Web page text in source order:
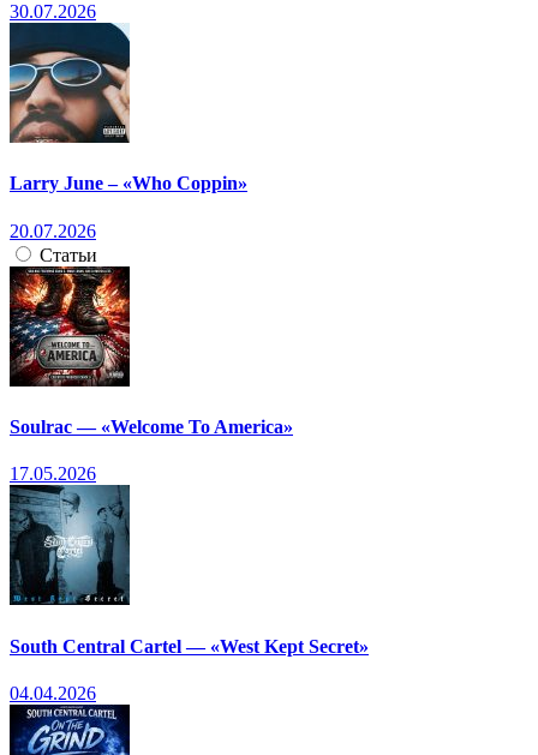
30.07.2026
Larry June – «Who Coppin»
20.07.2026
Статьи
Soulrac — «Welcome To America»
17.05.2026
South Central Cartel — «West Kept Secret»
04.04.2026